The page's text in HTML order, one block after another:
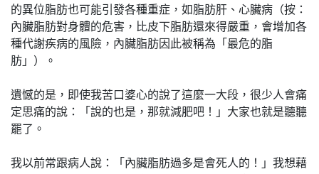
的異位脂肪也可能引發各種重症，如脂肪肝、心臟病（按：
內臟脂肪對身體的危害，比皮下脂肪還來得嚴重，會增加各
種代謝疾病的風險，內臟脂肪因此被稱為「最危的脂
肪」）。
遺憾的是，即使我苦口婆心的說了這麼一大段，很少人會痛
定思痛的說：「說的也是，那就減肥吧！」大家也就是聽聽
罷了。
我以前常跟病人說：「內臟脂肪過多是會死人的！」我想藉